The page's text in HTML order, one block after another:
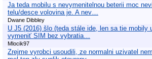
Ja teda mobilu s nevymenitelnou beterii moc
telu/desce volovina je. A nev…
Dwane Dibbley
U J5 (2016) šlo (teda stále ide, len sa tie mobily
vymeniť SIM bez vybratia…
Mlocik97
Zrejme vyrobci usoudili, ze normalni uzivatel